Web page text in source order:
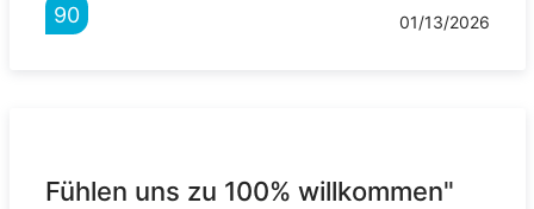
90 01/13/2026
Fühlen uns zu 100% willkommen"